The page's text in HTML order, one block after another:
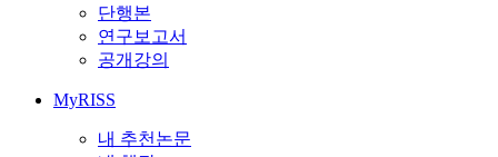
단행본
연구보고서
공개강의
MyRISS
내 추천논문